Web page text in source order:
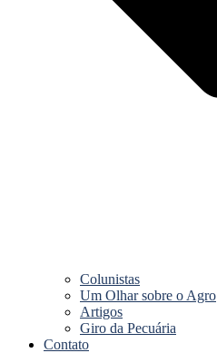
Colunistas
Um Olhar sobre o Agro
Artigos
Giro da Pecuária
Contato